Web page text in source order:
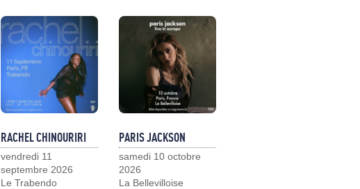
RACHEL CHINOURIRI
vendredi 11
septembre 2026
Le Trabendo
PARIS JACKSON
samedi 10 octobre
2026
La Bellevilloise